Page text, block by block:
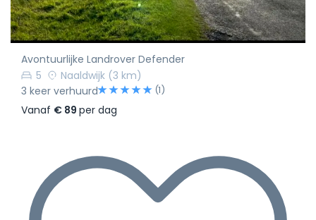
Avontuurlijke Landrover Defender
5
Naaldwijk (3 km)
3 keer verhuurd
(1)
Vanaf € 89 per dag